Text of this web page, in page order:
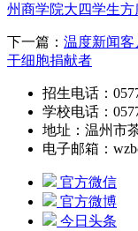
州商学院大四学生
下一篇： 温度新闻客
干细胞捐献者
招生电话：
学校电话：
地址：温州市
电子邮箱：
官方微信
官方微博
今日头条